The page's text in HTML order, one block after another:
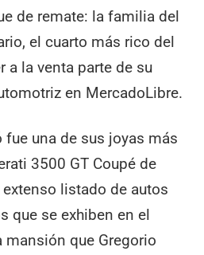
de remate: la familia del
el cuarto más rico del
a la venta parte de su
en MercadoLibre.
fue una de sus joyas más
3500 GT Coupé de
listado de autos
que se exhiben en el
mansión que Gregorio